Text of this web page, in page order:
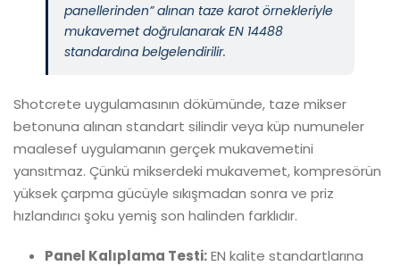
panellerinden” alınan taze karot örnekleriyle
mukavemet doğrulanarak EN 14488
standardına belgelendirilir.
Shotcrete uygulamasının dökümünde, taze mikser
betonuna alınan standart silindir veya küp numuneler
maalesef uygulamanın gerçek mukavemetini
yansıtmaz. Çünkü mikserdeki mukavemet, kompresörün
yüksek çarpma gücüyle sıkışmadan sonra ve priz
hızlandırıcı şoku yemiş son halinden farklıdır.
Panel Kalıplama Testi:EN kalite standartlarına